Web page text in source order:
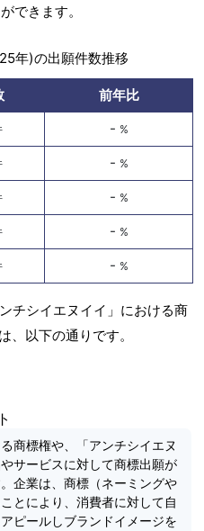
できます。
年)の出願件数推移
前年比
- %
- %
- %
- %
- %
チシイエヌイイ」における商
、以下の通りです。
商標権や、「アンチシイエヌ
サービスに対して商標出願が
企業は、商標（ネーミングや
とにより、消費者に対して自
ピールしブランドイメージを